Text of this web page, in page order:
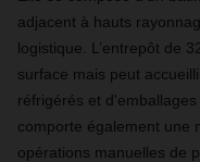
adjacent à hauts
logistique. L’entrepôt de
surface mais peut
réfrigérés et
comporte également une
opérations manuelles de